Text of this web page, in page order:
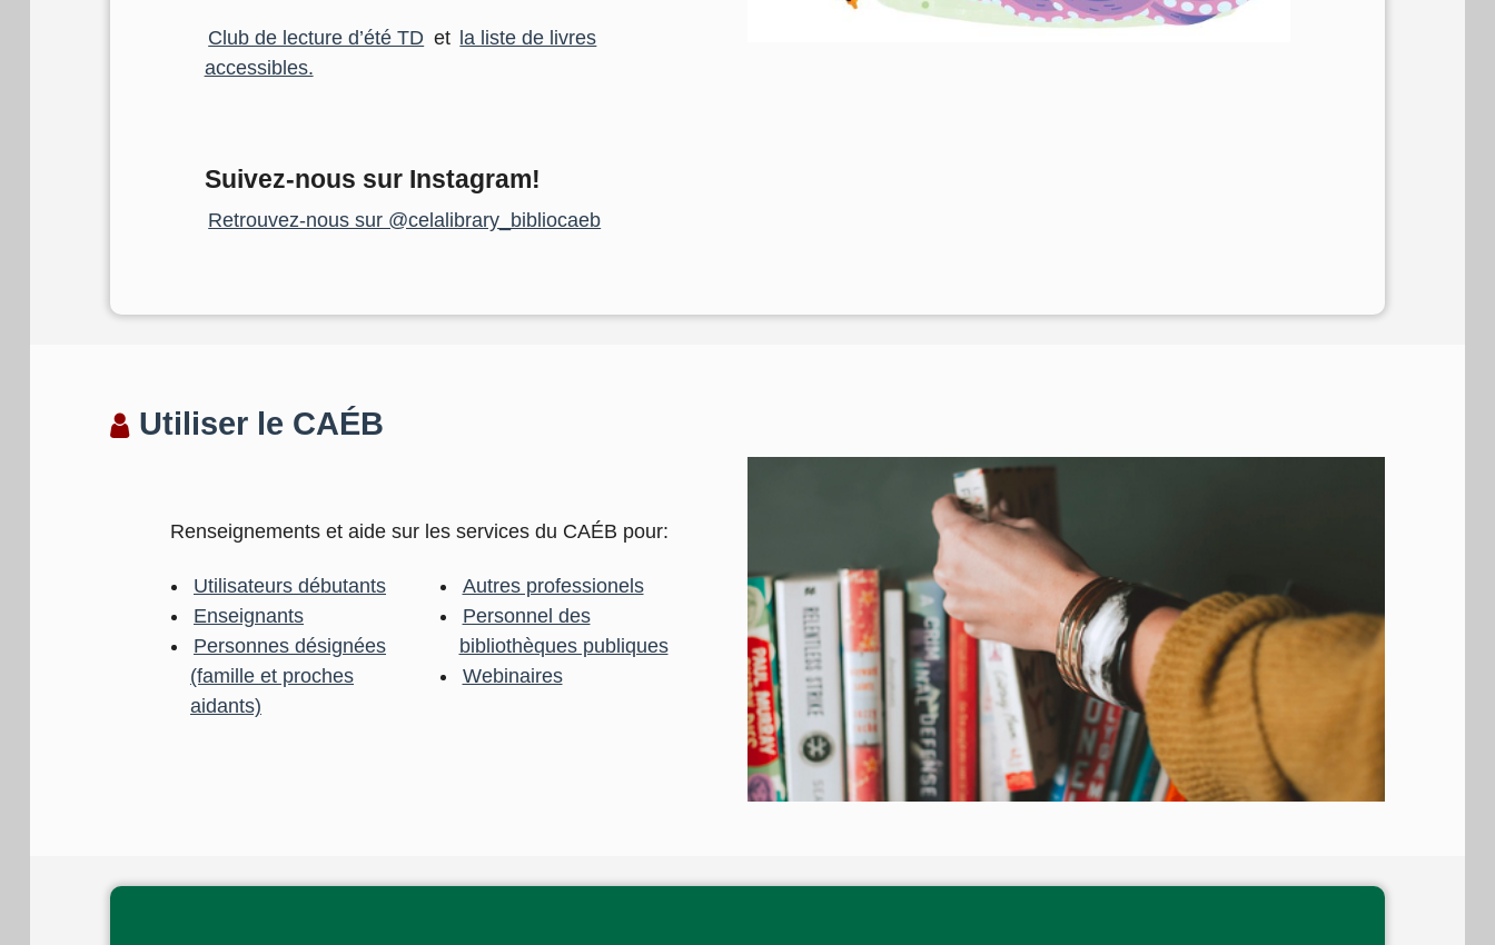
Club de lecture d’été TD et la liste de livres
accessibles.
Suivez-nous sur Instagram!
Retrouvez-nous sur @celalibrary_bibliocaeb
Utiliser le CAÉB
Renseignements et aide sur les services du CAÉB pour:
Utilisateurs débutants
Enseignants
Personnes désignées
(famille et proches
aidants)
Autres professionels
Personnel des
bibliothèques publiques
Webinaires